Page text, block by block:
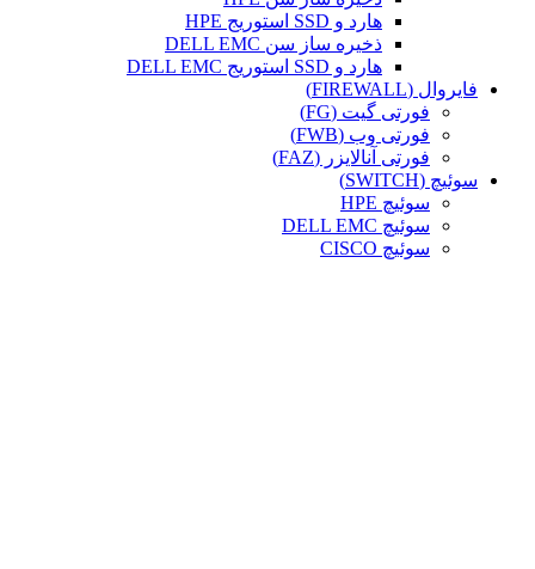
هارد و SSD استوریج HPE
ذخیره ساز سن DELL EMC
هارد و SSD استوریج DELL EMC
فایروال (FIREWALL)
فورتی گیت (FG)
فورتی وب (FWB)
فورتی آنالایزر (FAZ)
سوئیچ (SWITCH)
سوئیچ HPE
سوئیچ DELL EMC
سوئیچ CISCO